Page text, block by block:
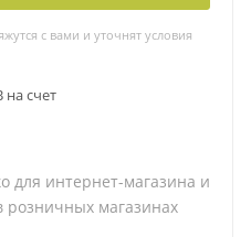
с вами и уточнят условия
на счет
для интернет-магазина и
розничных магазинах